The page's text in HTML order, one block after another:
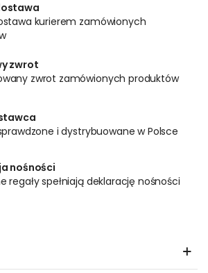
kurierem zamówionych
zwrot
zwrot zamówionych produktów
i dystrybuowane w Polsce
nośności
regały spełniają deklarację nośności